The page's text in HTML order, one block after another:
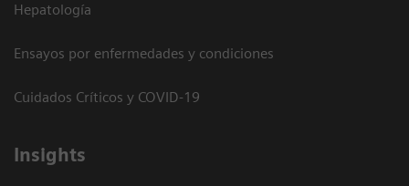
Hepatología
Ensayos por enfermedades y condiciones
Cuidados Críticos y COVID-19
Insights